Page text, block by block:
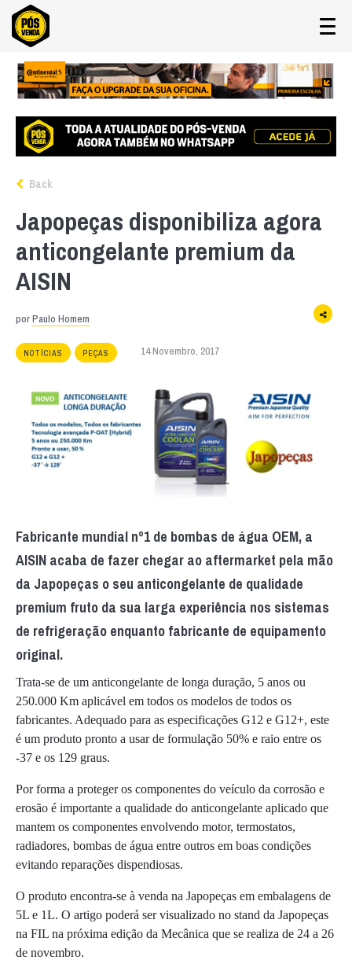
Back
Japopeças disponibiliza agora
anticongelante premium da
AISIN
porPaulo Homem
NOTÍCIAS PEÇAS 14 Novembro, 2017
Fabricante mundial nº1 de bombas de água OEM, a
AISIN acaba de fazer chegar ao aftermarket pela mão
da Japopeças o seu anticongelante de qualidade
premium fruto da sua larga experiência nos sistemas
de refrigeração enquanto fabricante de equipamento
original.
Trata-se de um anticongelante de longa duração, 5 anos ou
250.000 Km aplicável em todos os modelos de todos os
fabricantes. Adequado para as especificações G12 e G12+, este
é um produto pronto a usar de formulação 50% e raio entre os
-37 e os 129 graus.
Por forma a proteger os componentes do veículo da corrosão e
erosão é importante a qualidade do anticongelante aplicado que
mantem os componentes envolvendo motor, termostatos,
radiadores, bombas de água entre outros em boas condições
evitando reparações dispendiosas.
O produto encontra-se à venda na Japopeças em embalagens de
5L e 1L. O artigo poderá ser visualizado no stand da Japopeças
na FIL na próxima edição da Mecânica que se realiza de 24 a 26
de novembro.